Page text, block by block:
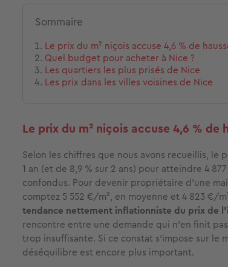
Sommaire
Le prix du m² niçois accuse 4,6 % de
Quel budget pour acheter à Nice ?
Les quartiers les plus prisés de Nice
Les prix dans les villes voisines de Nice
Le prix du m² niçois accuse 4,6 % de
Selon les chiffres que nous avons recueillis, le
1 an (et de 8,9 % sur 2 ans) pour atteindre 4
confondus. Pour devenir propriétaire d’une
comptez 5 552 €/m², en moyenne et 4 823 €/
tendance nettement inflationniste du prix de
rencontre entre une demande qui n’en finit
trop insuffisante. Si ce constat s’impose sur le
déséquilibre est encore plus important.